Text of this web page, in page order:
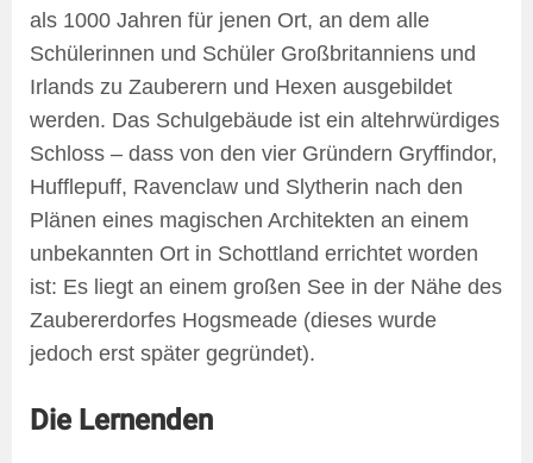
als 1000 Jahren für jenen Ort, an dem alle
Schülerinnen und Schüler Großbritanniens und
Irlands zu Zauberern und Hexen ausgebildet
werden. Das Schulgebäude ist ein altehrwürdiges
Schloss – dass von den vier Gründern Gryffindor,
Hufflepuff, Ravenclaw und Slytherin nach den
Plänen eines magischen Architekten an einem
unbekannten Ort in Schottland errichtet worden
ist: Es liegt an einem großen See in der Nähe des
Zaubererdorfes Hogsmeade (dieses wurde
jedoch erst später gegründet).
Die Lernenden